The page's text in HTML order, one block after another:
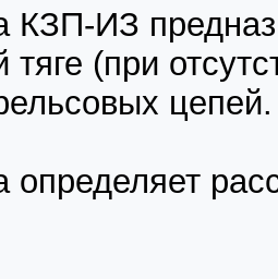
КЗП-ИЗ
(при
цепей.
определяет